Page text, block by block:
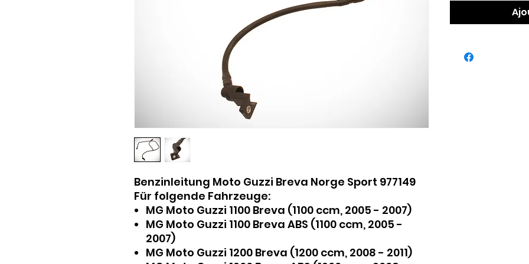
Benzinleitung Moto Guzzi Breva Norge Sport 977149
Für folgende Fahrzeuge:
MG Moto Guzzi 1100 Breva (1100 ccm, 2005 - 2007)
MG Moto Guzzi 1100 Breva ABS (1100 ccm, 2005 -
2007)
MG Moto Guzzi 1200 Breva (1200 ccm, 2008 - 2011)